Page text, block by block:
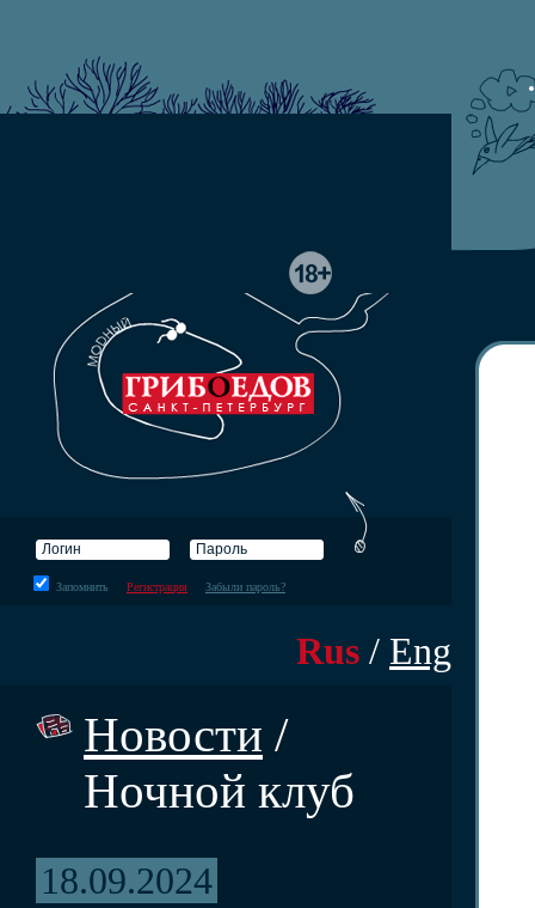
Запомнить Регистрация Забыли пароль?
Rus / Eng
Новости /
Ночной клуб
18.09.2024